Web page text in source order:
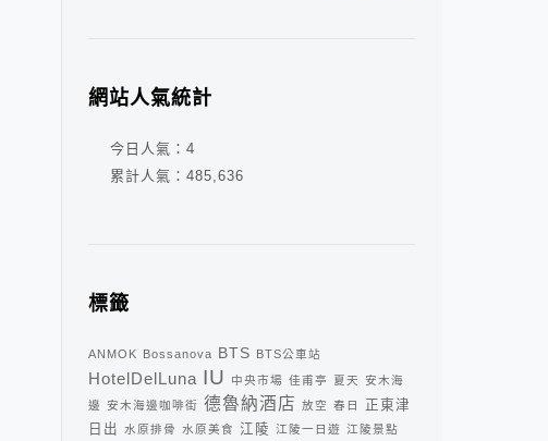
網站人氣統計
今日人氣： 4
累計人氣： 485,636
標籤
ANMOK Bossanova BTS BTS公車站
HotelDelLuna IU 中央市場 佳甫亭 夏天 安木海
邊 安木海邊咖啡街 德魯納酒店 放空 春日
正東津
日出 水原排骨 水原美食 江陵 江陵一日遊 江陵景點